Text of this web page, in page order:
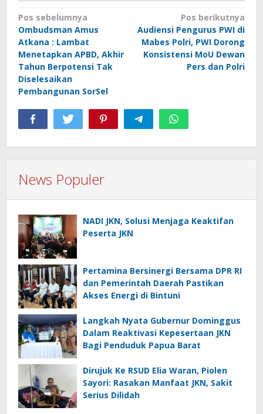
Navigasi
pos
Pos sebelumnya
Ombudsman Amus
Atkana : Lambat
Menetapkan APBD, Akhir
Tahun Berpotensi Tak
Diselesaikan
Pembangunan SorSel
Pos berikutnya
Audiensi Pengurus PWI di
Mabes Polri, PWI Dorong
Konsistensi MoU Dewan
Pers dan Polri
News Populer
NADI JKN, Solusi Menjaga Keaktifan
Peserta JKN
Pertamina Bersinergi Bersama DPR RI
dan Pemerintah Daerah Pastikan
Akses Energi di Bintuni
Langkah Nyata Gubernur Dominggus
Dalam Reaktivasi Kepesertaan JKN
Bagi Penduduk Papua Barat
Dirujuk Ke RSUD Elia Waran, Piolen
Sayori: Rasakan Manfaat JKN, Sakit
Serius Dilidah